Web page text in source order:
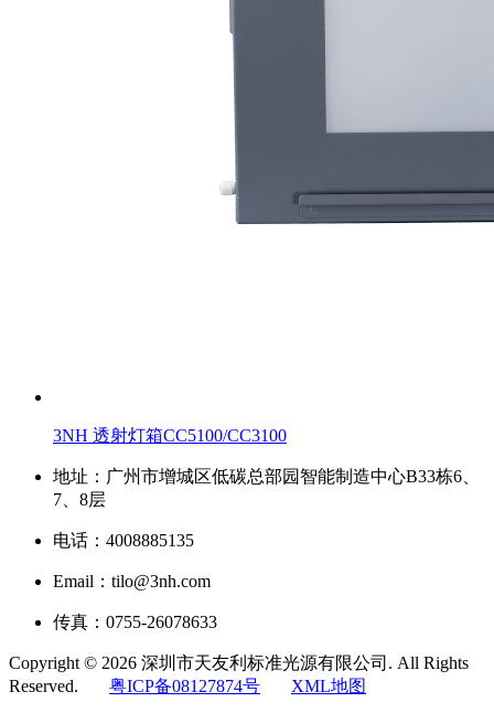
3NH 透射灯箱CC5100/CC3100
地址：广州市增城区低碳总部园智能制造中心B33栋6、
7、8层
电话：4008885135
Email：tilo@3nh.com
传真：0755-26078633
Copyright © 2026 深圳市天友利标准光源有限公司. All Rights
Reserved. 粤ICP备08127874号 XML地图